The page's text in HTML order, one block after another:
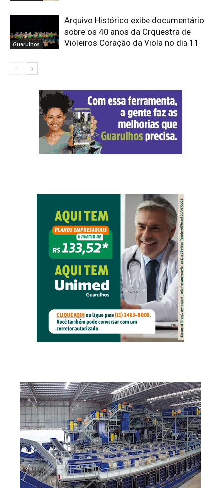
Guarulhos
Arquivo Histórico exibe documentário
sobre os 40 anos da Orquestra de
Violeiros Coração da Viola no dia 11